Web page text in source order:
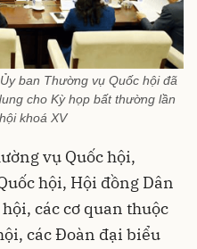
ban Thường vụ Quốc hội đã
cho Kỳ họp bất thường lần
khoá XV
vụ Quốc hội,
hội, Hội đồng Dân
các cơ quan thuộc
các Đoàn đại biểu